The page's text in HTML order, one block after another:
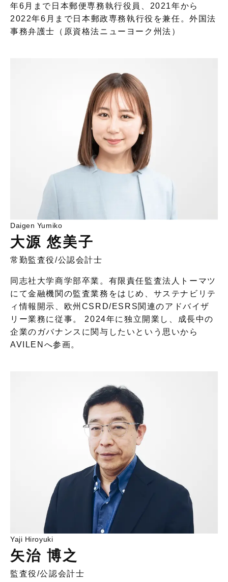
年6月まで日本郵便専務執行役員、2021年から
2022年6月まで日本郵政専務執行役を兼任。外国法
事務弁護士（原資格法ニューヨーク州法）
Daigen Yumiko
大源 悠美子
常勤監査役/公認会計士
同志社大学商学部卒業。有限責任監査法人トーマツ
にて金融機関の監査業務をはじめ、サステナビリテ
ィ情報開示、欧州CSRD/ESRS関連のアドバイザ
リー業務に従事。 2024年に独⽴開業し、成長中の
企業のガバナンスに関与したいという思いから
AVILENへ参画。
Yaji Hiroyuki
矢治 博之
監査役/公認会計士